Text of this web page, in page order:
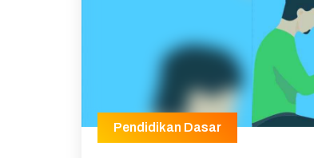
Pendidikan Dasar